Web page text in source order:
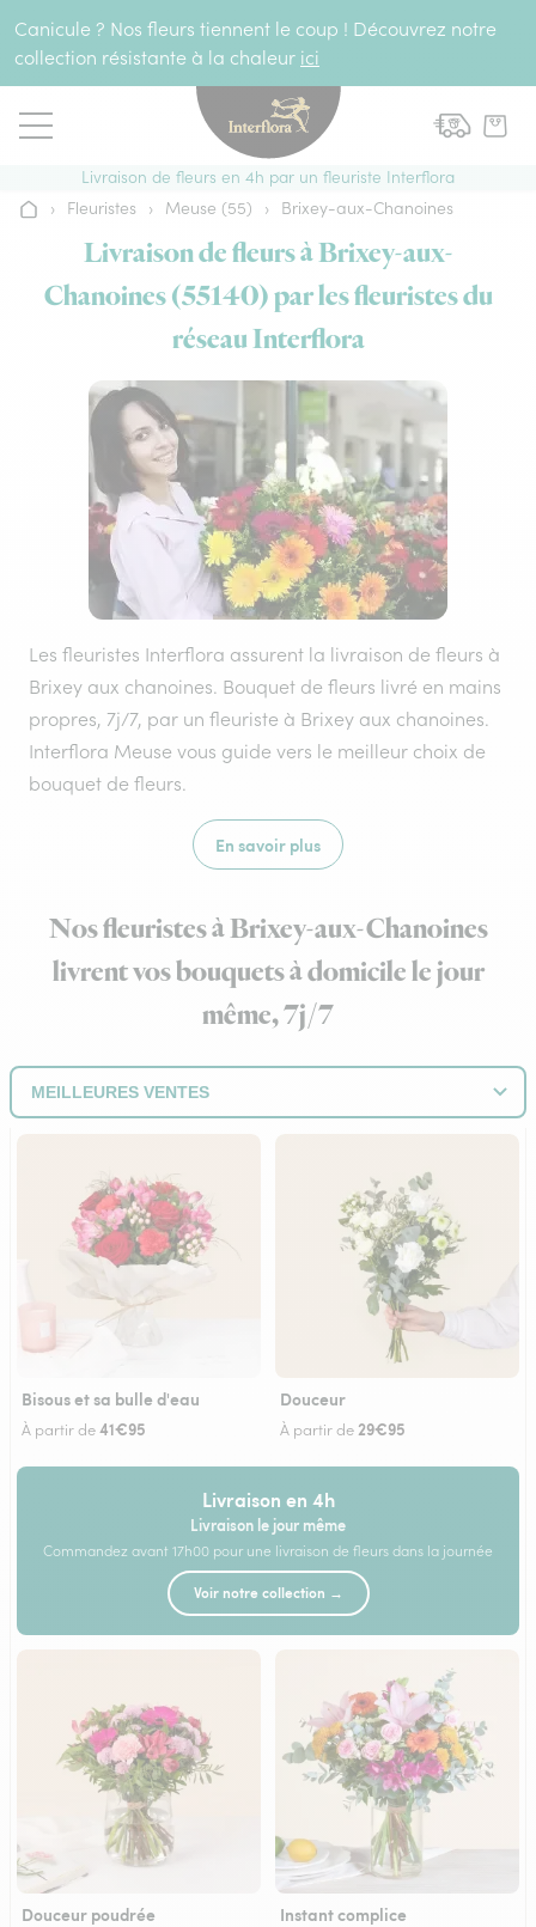
Canicule ? Nos fleurs tiennent le coup ! Découvrez notre
collection résistante à la chaleur ici
Livraison de fleurs en 4h par un fleuriste Interflora
Accueil
› Fleuristes › Meuse (55) › Brixey-aux-Chanoines
Livraison de fleurs à Brixey-aux-
Chanoines (55140) par les fleuristes du
réseau Interflora
Les fleuristes Interflora assurent la livraison de fleurs à
Brixey aux chanoines. Bouquet de fleurs livré en mains
propres, 7j/7, par un fleuriste à Brixey aux chanoines.
Interflora Meuse vous guide vers le meilleur choix de
bouquet de fleurs.
En savoir plus
Nos fleuristes à Brixey-aux-Chanoines
livrent vos bouquets à domicile le jour
même, 7j/7
Bisous et sa bulle d'eau
À partir de41€95
Douceur
À partir de 29€95
Livraison en 4h
Livraison le jour même
Commandez avant 17h00 pour une livraison de fleurs dans la journée
Voir notre collection →
Douceur poudrée Instant complice